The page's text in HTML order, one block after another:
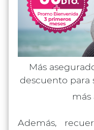
Más
descuento para
más
Además,